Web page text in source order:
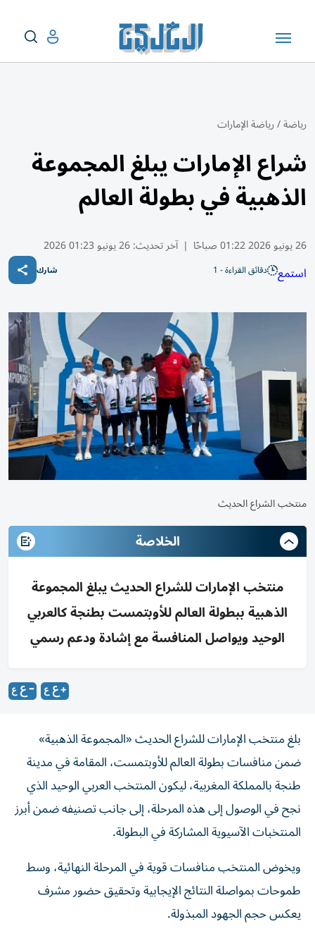
رياضة/رياضة الإمارات
شراع الإمارات يبلغ المجموعة
الذهبية في بطولة العالم
26 يونيو 2026 01:22 صباحًا | آخر تحديث:26 يونيو 01:23 2026
استمع دقائق القراءة - 1 شارك
منتخب الشراع الحديث
الخلاصة
منتخب الإمارات للشراع الحديث يبلغ المجموعة
الذهبية ببطولة العالم للأوبتمست بطنجة كالعربي
الوحيد ويواصل المنافسة مع إشادة ودعم رسمي
بلغ منتخب الإمارات للشراع الحديث «المجموعة الذهبية»
ضمن منافسات بطولة العالم للأوبتمست، المقامة في مدينة
طنجة بالمملكة المغربية، ليكون المنتخب العربي الوحيد الذي
نجح في الوصول إلى هذه المرحلة، إلى جانب تصنيفه ضمن أبرز
المنتخبات الآسيوية المشاركة في البطولة.
ويخوض المنتخب منافسات قوية في المرحلة النهائية، وسط
طموحات بمواصلة النتائج الإيجابية وتحقيق حضور مشرف
يعكس حجم الجهود المبذولة.